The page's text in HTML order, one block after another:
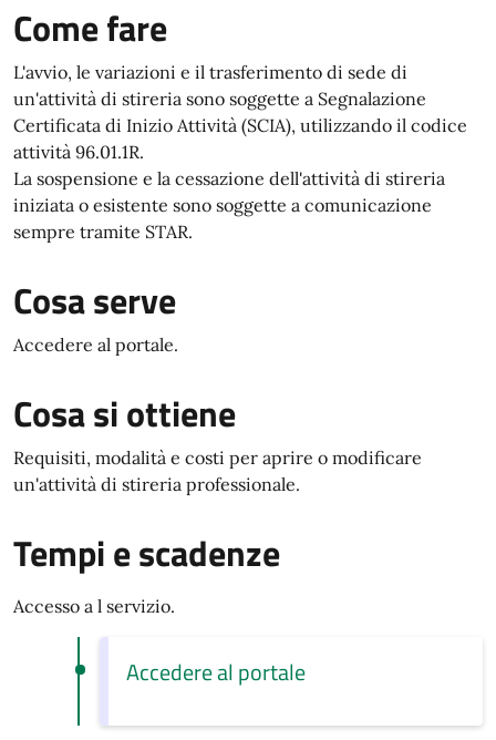
Come fare
L'avvio, le variazioni e il trasferimento di sede di
un'attività di stireria sono soggette a Segnalazione
Certificata di Inizio Attività (SCIA), utilizzando il codice
attività 96.01.1R.
La sospensione e la cessazione dell'attività di stireria
iniziata o esistente sono soggette a comunicazione
sempre tramite STAR.
Cosa serve
Accedere al portale.
Cosa si ottiene
Requisiti, modalità e costi per aprire o modificare
un'attività di stireria professionale.
Tempi e scadenze
Accesso a l servizio.
Accedere al portale